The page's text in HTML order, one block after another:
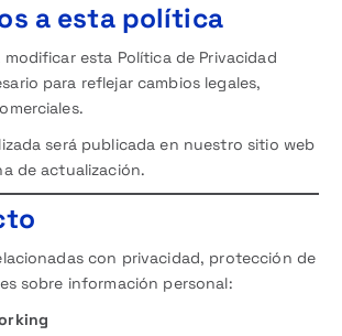
a esta política
esta Política de Privacidad
para reflejar cambios legales,
será publicada en nuestro sitio web
de actualización.
con privacidad, protección de
sobre información personal: